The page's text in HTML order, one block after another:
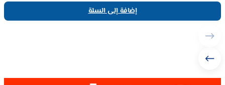
إضافة إلى السلة